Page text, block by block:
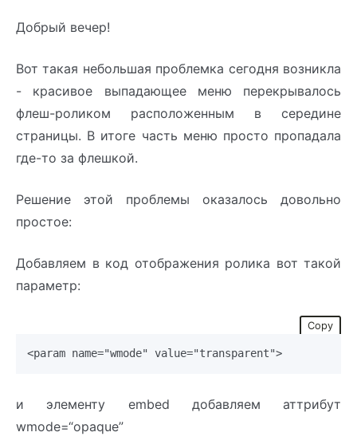
Добрый вечер!
Вот такая небольшая проблемка сегодня возникла
- красивое выпадающее меню перекрывалось
флеш-роликом расположенным в середине
страницы. В итоге часть меню просто пропадала
где-то за флешкой.
Решение этой проблемы оказалось довольно
простое:
Добавляем в код отображения ролика вот такой
параметр:
Copy
и элементу embed добавляем аттрибут
wmode=“opaque”